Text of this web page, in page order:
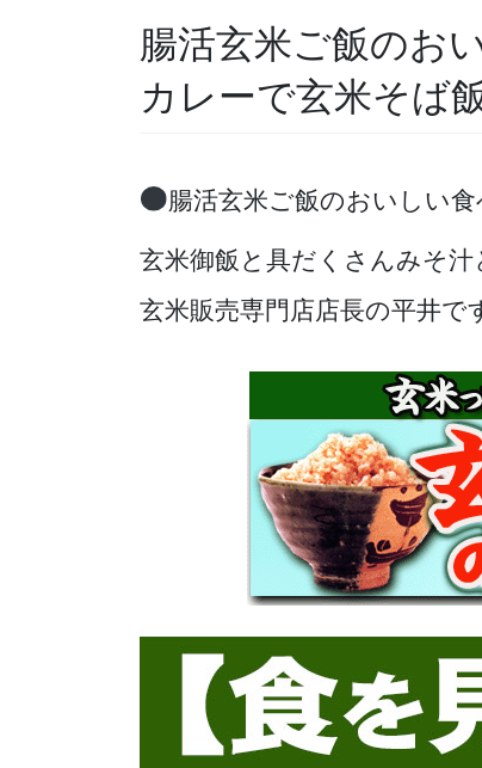
腸活玄米ご飯のお
カレーで玄米そば
腸活玄米ご飯のおいしい
玄米御飯と具だくさんみそ汁
玄米販売専門店店長の平井で